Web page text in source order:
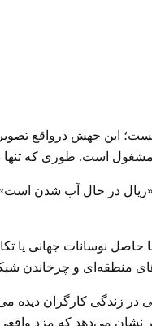
اخیر، تنها یک اتفاق اقتصادی
آذرماه ۱۱۳ نفر در زندان‌ها اعدام
در حال آب شدن
حاصل نوسانات جهانی
منطقه‌ای و چرخاندن
ماه. مقایسه همین عدد با